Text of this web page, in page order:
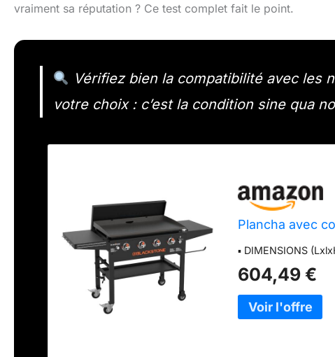
vraiment sa réputation ? Ce test complet fait le point.
Vérifiez bien la compatibilité avec les
votre choix : c’est la condition sine qua
Plancha avec
▪ DIMENSIONS
604,49 €